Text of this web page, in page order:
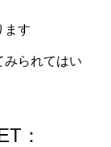
ます
みられてはい
：